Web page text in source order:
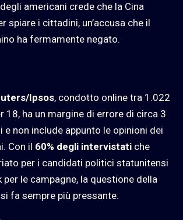
americani crede che la Cina
spiare i cittadini, un’accusa che il
ha fermamente negato.
Ipsos, condotto online tra 1.022
18, ha un margine di errore di circa 3
e non include appunto le opinioni dei
Con il 60% degli intervistati che
per i candidati politici statunitensi
per le campagne, la questione della
fa sempre più pressante.